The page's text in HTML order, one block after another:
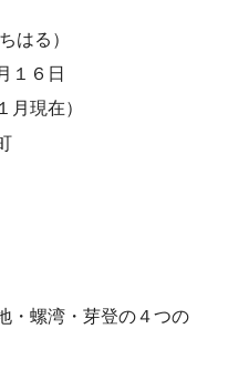
はる）
１６日
月現在）
・螺湾・芽登の４つの